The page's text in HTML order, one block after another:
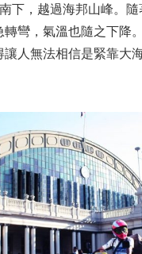
下，越過海邦山峰。隨
彎，氣溫也隨之下降
人無法相信是緊靠大